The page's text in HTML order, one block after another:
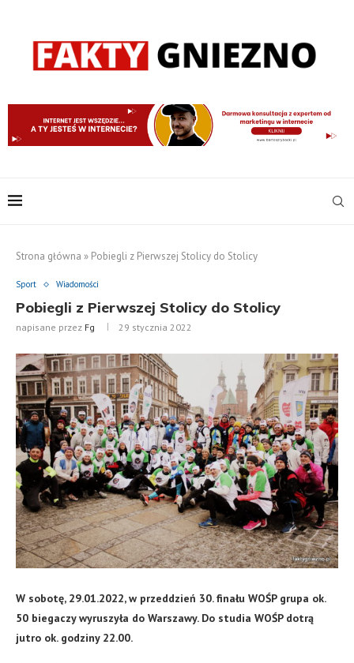
Strona główna » Pobiegli z Pierwszej Stolicy do Stolicy
Sport Wiadomości
Pobiegli z Pierwszej Stolicy do Stolicy
napisane przez Fg 29 stycznia 2022
W sobotę, 29.01.2022, w przeddzień 30. finału WOŚP grupa ok.
50 biegaczy wyruszyła do Warszawy. Do studia WOŚP dotrą
jutro ok. godziny 22.00.